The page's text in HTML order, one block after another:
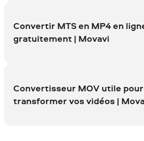
Convertir MTS en MP4 en
gratuitement | Movavi
Convertisseur MOV utile pour
transformer vos vidéos |